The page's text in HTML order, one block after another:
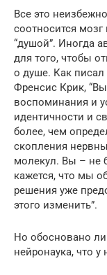
Все это
соотносится
“душой”. Иногда
для того, чтобы
о душе. Как
Френсис Крик,
воспоминания и
идентичности и
более, чем
скопления
молекул. Вы – не
кажется, что мы
решения уже
этого изменить”.
Но обосновано ли
нейронаука, что